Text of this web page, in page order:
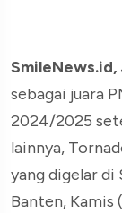
SmileNews.id,
sebagai juara
2024/2025
lainnya,
yang digelar di
Banten, Kamis